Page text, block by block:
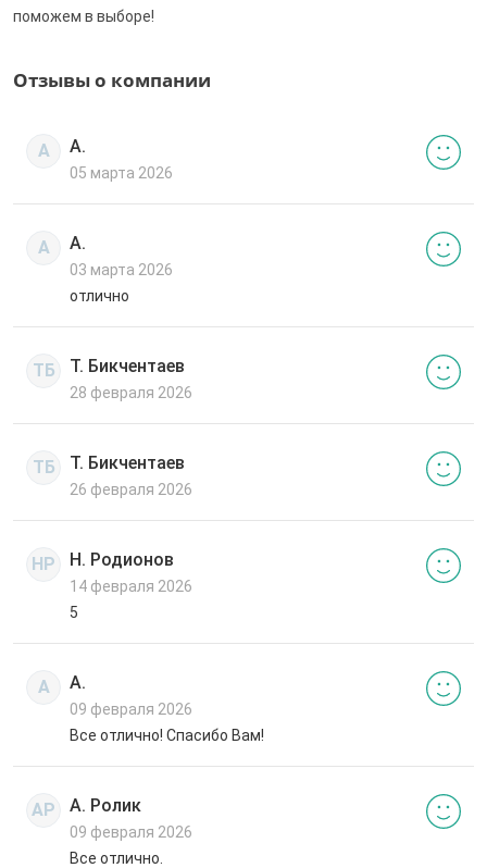
поможем в выборе!
Отзывы о компании
А А.
05 марта 2026
А А.
03 марта 2026
отлично
ТБ Т. Бикчентаев
28 февраля 2026
ТБ Т. Бикчентаев
26 февраля 2026
НР Н. Родионов
14 февраля 2026
5
А А.
09 февраля 2026
Все отлично! Спасибо Вам!
АР А. Ролик
09 февраля 2026
Все отлично.